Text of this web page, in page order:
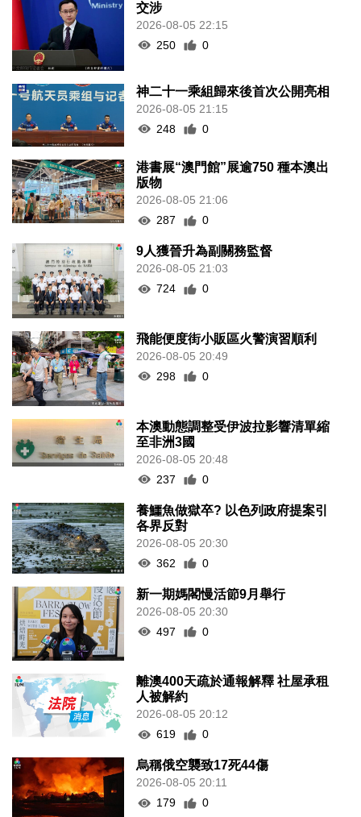
交涉
2026-08-05 22:15
250
0
神二十一乘組歸來後首次公開亮相
2026-08-05 21:15
248
0
港書展“澳門館”展逾750 種本澳出
版物
2026-08-05 21:06
287
0
9人獲晉升為副關務監督
2026-08-05 21:03
724
0
飛能便度街小販區火警演習順利
2026-08-05 20:49
298
0
本澳動態調整受伊波拉影響清單縮
至非洲3國
2026-08-05 20:48
237
0
養鱷魚做獄卒? 以色列政府提案引
各界反對
2026-08-05 20:30
362
0
新一期媽閣慢活節9月舉行
2026-08-05 20:30
497
0
離澳400天疏於通報解釋 社屋承租
人被解約
2026-08-05 20:12
619
0
烏稱俄空襲致17死44傷
2026-08-05 20:11
179
0